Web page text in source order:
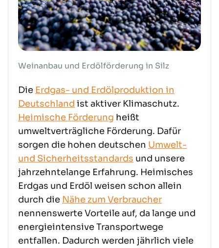
Weinanbau und Erdölförderung in Silz
Die Erdgas- und Erdölproduktion in
Deutschland ist aktiver Klimaschutz.
Heimische Förderung heißt
umweltverträgliche Förderung. Dafür
sorgen die hohen deutschen Umwelt-
und Sicherheitsstandards und unsere
jahrzehntelange Erfahrung. Heimisches
Erdgas und Erdöl weisen schon allein
durch die Nähe zum Verbraucher
nennenswerte Vorteile auf, da lange und
energieintensive Transportwege
entfallen. Dadurch werden jährlich viele